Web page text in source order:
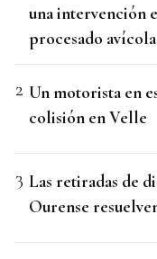
una intervención
procesado
Un motorista en
colisión en Velle
Las retiradas de
Ourense